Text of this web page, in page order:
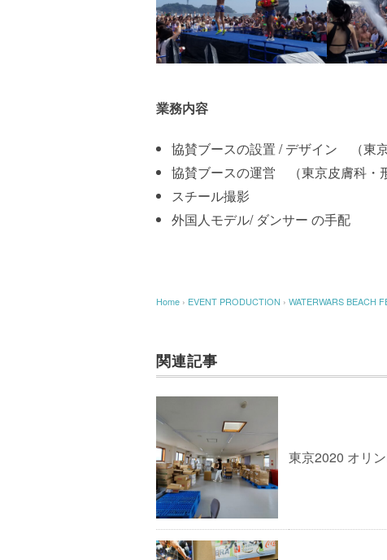
業務内容
協賛ブースの設置 / デザイン （東
協賛ブースの運営 （東京皮膚科・
スチール撮影
外国人モデル/ ダンサー の手配
Home › EVENT PRODUCTION › WATERWARS BEACH
関連記事
東京2020 オリ